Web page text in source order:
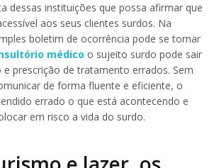
dessas instituições que possa afirmar que
aos seus clientes surdos. Na
boletim de ocorrência pode se tornar
médico o sujeito surdo pode sair
prescrição de tratamento errados. Sem
de forma fluente e eficiente, o
errado o que está acontecendo e
em risco a vida do surdo.